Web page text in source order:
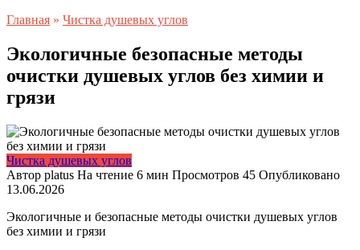
Главная » Чистка душевых углов
Экологичные безопасные методы
очистки душевых углов без химии и
грязи
Чистка душевых углов
Автор platus На чтение 6 мин Просмотров 45 Опубликовано
13.06.2026
Экологичные и безопасные методы очистки душевых углов
без химии и грязи